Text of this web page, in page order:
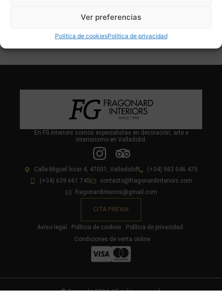
Ver preferencias
Política de cookiesPolítica de privacidad
En FG Interiors somos especialistas en decoración, arte e
interiorismo en Valladolid.
Calle Miguel Íscar 4, 47001, Valladolid
(+34) 983 046 475
(+34) 639 661 745
contacto@fragonardinteriors.com
fragonardinterios@gmail.com
CITA PREVIA
Aviso legal Política de cookies
Política de privacidad
Condiciones de venta online
© Copyright 2024. All rights reserved.